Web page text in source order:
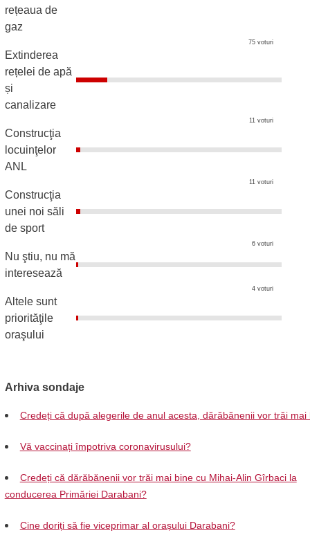
rețeaua de
gaz
75 voturi
Extinderea
rețelei de apă
și
canalizare
11 voturi
Construcţia
locuinţelor
ANL
11 voturi
Construcţia
unei noi săli
de sport
6 voturi
Nu ştiu, nu mă
interesează
4 voturi
Altele sunt
priorităţile
oraşului
Arhiva sondaje
Credeți că după alegerile de anul acesta, dărăbănenii vor trăi mai
Vă vaccinați împotriva coronavirusului?
Credeți că dărăbănenii vor trăi mai bine cu Mihai-Alin Gîrbaci la
conducerea Primăriei Darabani?
Cine doriți să fie viceprimar al orașului Darabani?